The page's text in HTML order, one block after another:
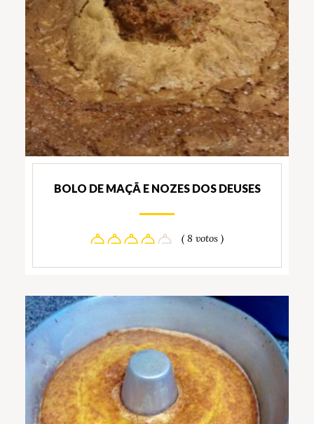
BOLO DE MAÇÃ E NOZES DOS DEUSES
( 8 votos )